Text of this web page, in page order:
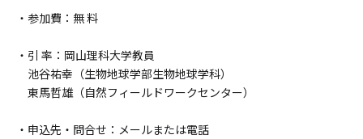
・参加費：無 料
・引 率：岡山理科大学教員
池谷祐幸（生物地球学部生物地球学科）
東馬哲雄（自然フィールドワークセンター）
・申込先・問合せ：メールまたは電話